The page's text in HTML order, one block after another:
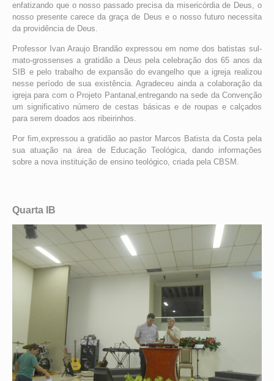
enfatizando que o nosso passado precisa da misericórdia de Deus, o
nosso presente carece da graça de Deus e o nosso futuro necessita
da providência de Deus.
Professor Ivan Araujo Brandão expressou em nome dos batistas sul-
mato-grossenses a gratidão a Deus pela celebração dos 65 anos da
SIB e pelo trabalho de expansão do evangelho que a igreja realizou
nesse período de sua existência. Agradeceu ainda a colaboração da
igreja para com o Projeto Pantanal,entregando na sede da Convenção
um significativo número de cestas básicas e de roupas e calçados
para serem doados aos ribeirinhos.
Por fim,expressou a gratidão ao pastor Marcos Batista da Costa pela
sua atuação na área de Educação Teológica, dando informações
sobre a nova instituição de ensino teológico, criada pela CBSM.
Quarta IB